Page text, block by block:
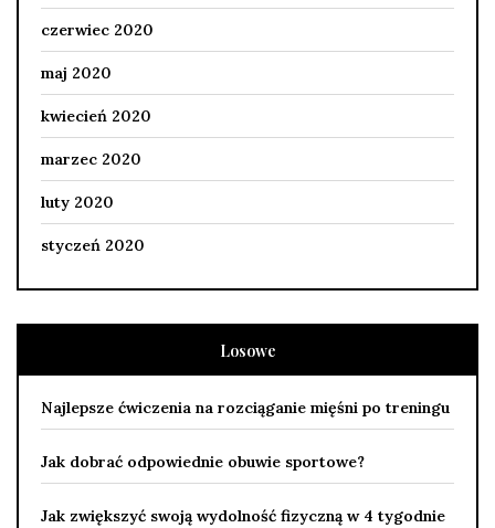
czerwiec 2020
maj 2020
kwiecień 2020
marzec 2020
luty 2020
styczeń 2020
Losowe
Najlepsze ćwiczenia na rozciąganie mięśni po treningu
Jak dobrać odpowiednie obuwie sportowe?
Jak zwiększyć swoją wydolność fizyczną w 4 tygodnie